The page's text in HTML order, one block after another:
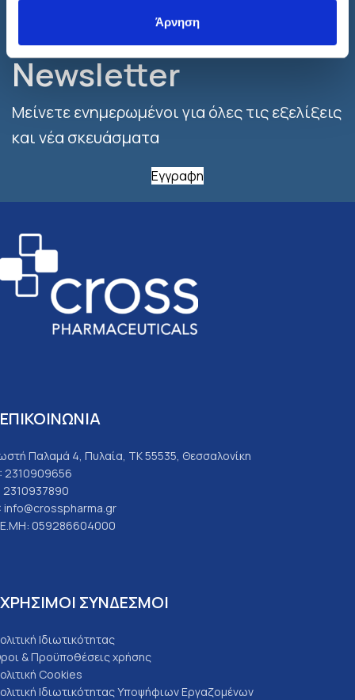
Άρνηση
Εγγραφτείτε στο
Newsletter
Μείνετε ενημερωμένοι για όλες τις εξελίξεις
και νέα σκευάσματα
Εγγραφη
ΕΠΙΚΟΙΝΩΝΙΑ
Παλαμά 4, Πυλαία, ΤΚ 55535, Θεσσαλονίκη
2310909656
2310937890
info@crosspharma.gr
059286604000
ΧΡΗΣΙΜΟΙ ΣΥΝΔΕΣΜΟΙ
Ιδιωτικότητας
& Προϋποθέσεις χρήσης
Cookies
Ιδιωτικότητας Υποψήφιων Εργαζομένων